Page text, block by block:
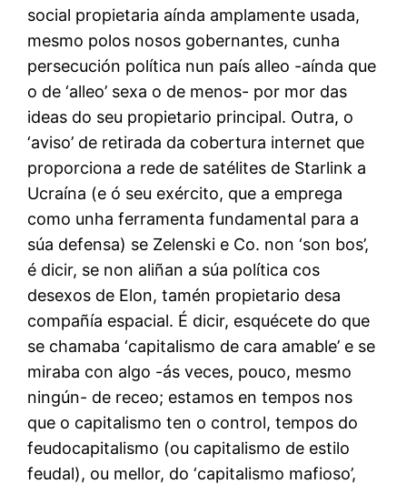
social propietaria aínda amplamente usada,
mesmo polos nosos gobernantes, cunha
persecución política nun país alleo -aínda que
o de ‘alleo’ sexa o de menos- por mor das
ideas do seu propietario principal. Outra, o
‘aviso’ de retirada da cobertura internet que
proporciona a rede de satélites de Starlink a
Ucraína (e ó seu exército, que a emprega
como unha ferramenta fundamental para a
súa defensa) se Zelenski e Co. non ‘son bos’,
é dicir, se non aliñan a súa política cos
desexos de Elon, tamén propietario desa
compañía espacial. É dicir, esquécete do que
se chamaba ‘capitalismo de cara amable’ e se
miraba con algo -ás veces, pouco, mesmo
ningún- de receo; estamos en tempos nos
que o capitalismo ten o control, tempos do
feudocapitalismo (ou capitalismo de estilo
feudal), ou mellor, do ‘capitalismo mafioso’,